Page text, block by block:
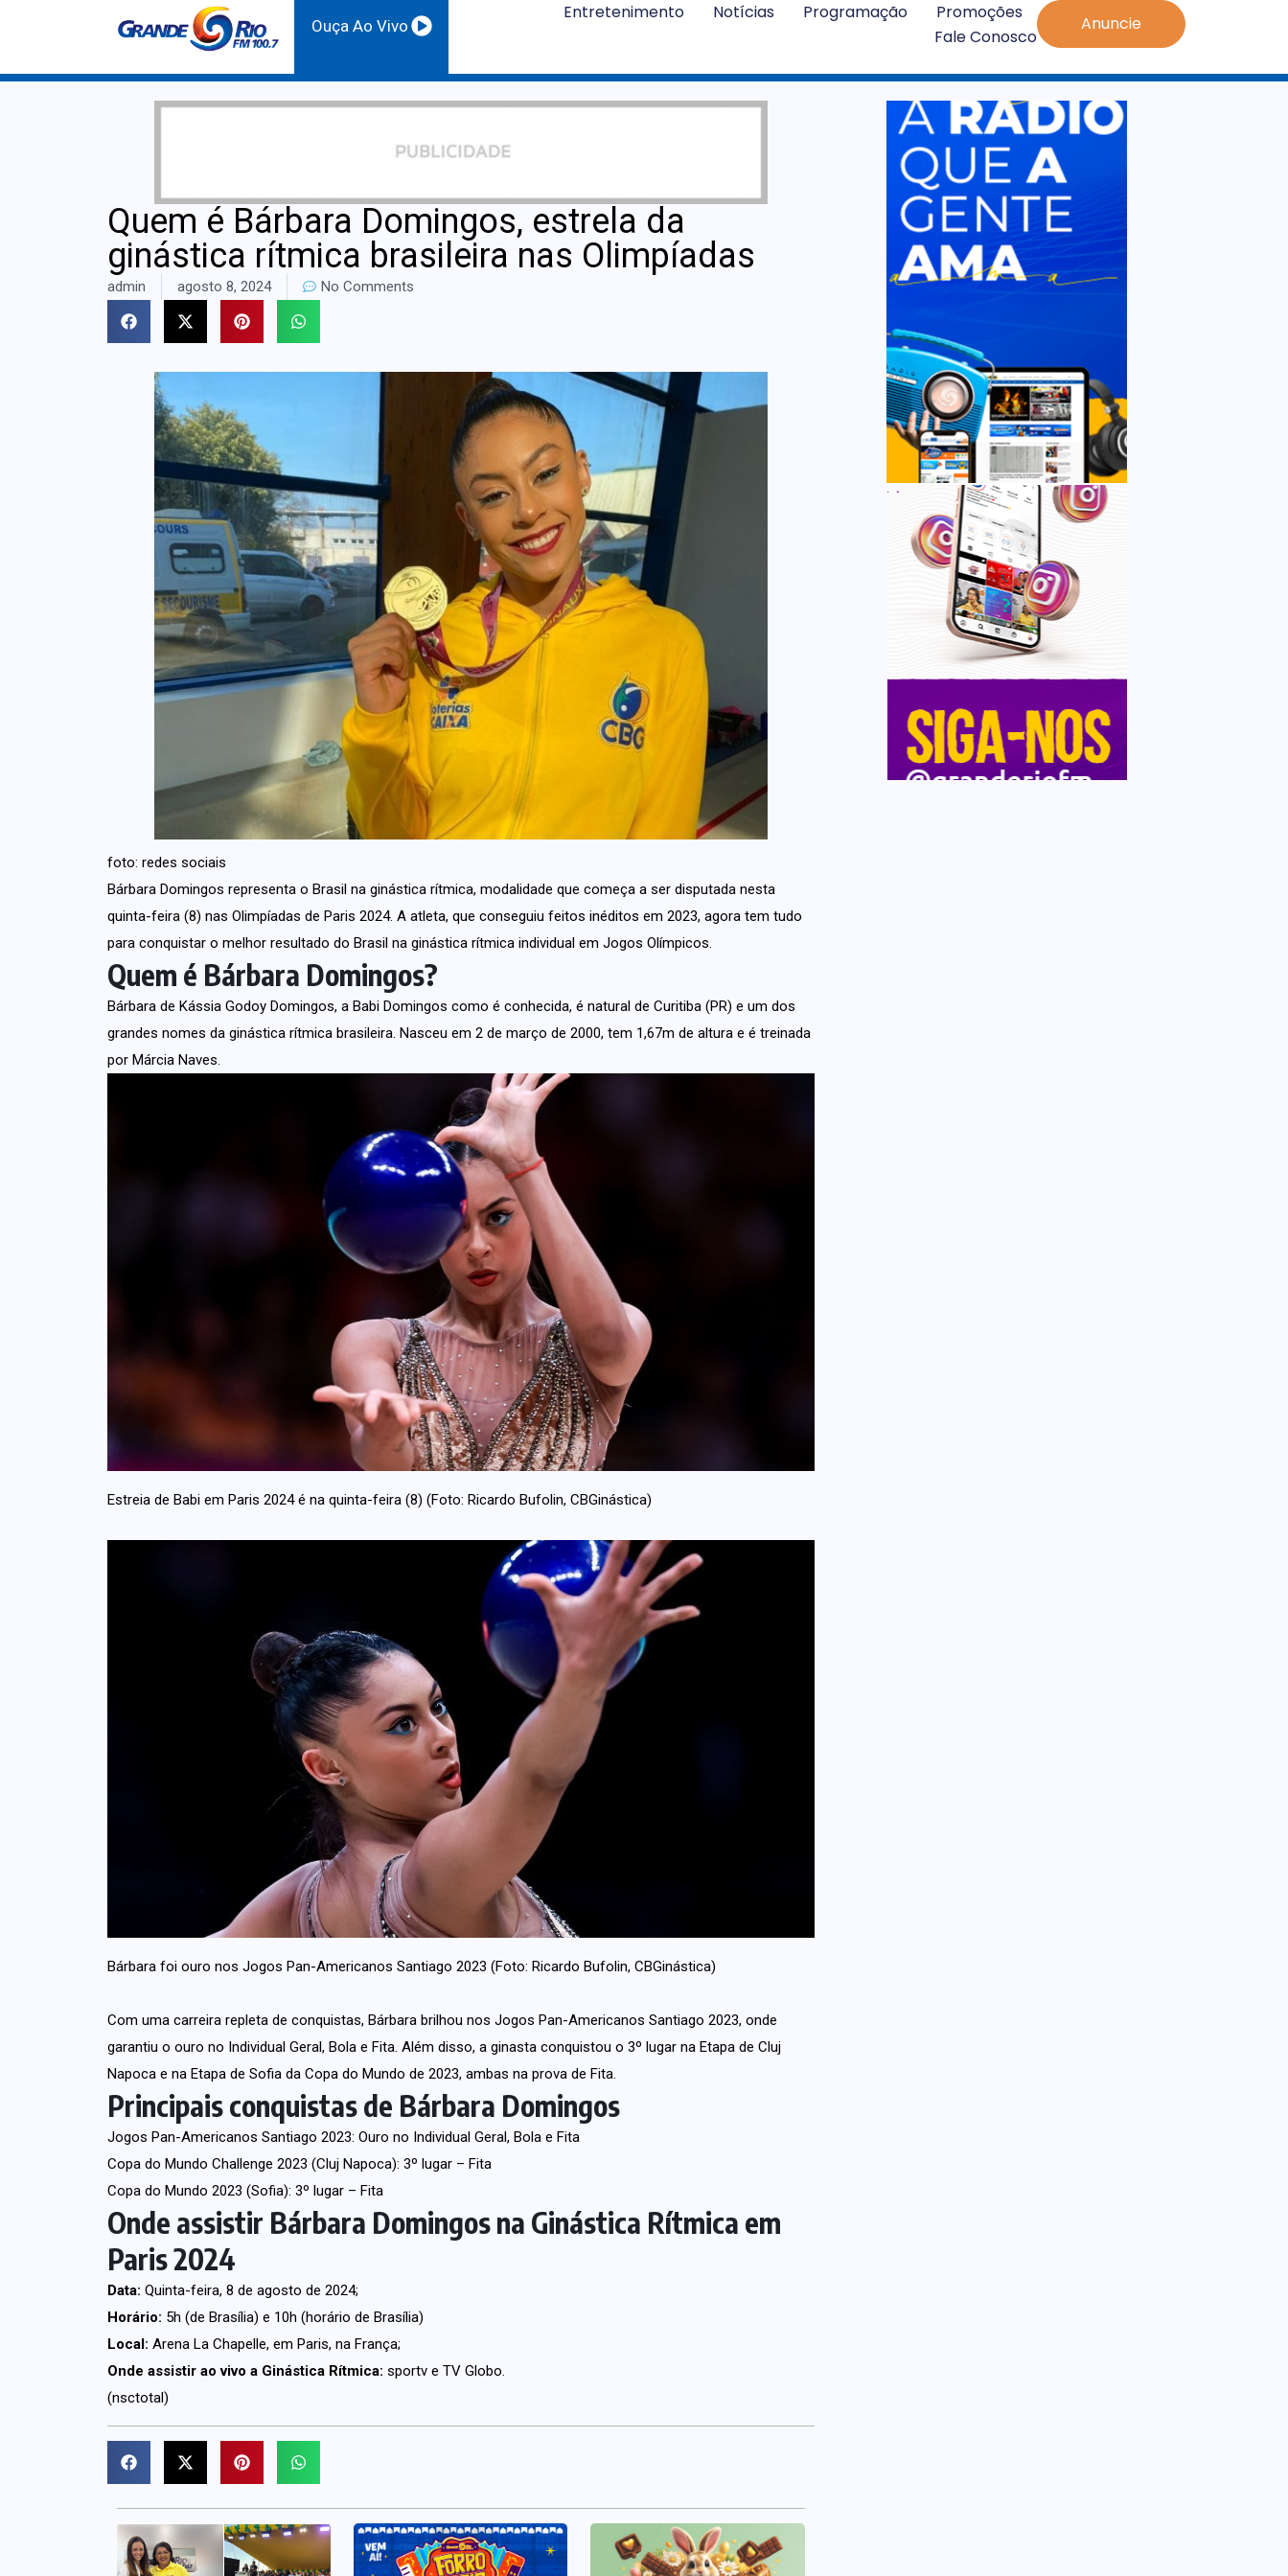
Ouça Ao Vivo
Entretenimento Notícias Programação
Promoções
Fale Conosco
Anuncie
Quem é Bárbara Domingos, estrela da
ginástica rítmica brasileira nas Olimpíadas
admin agosto 8, 2024 No Comments
foto: redes sociais
Bárbara Domingos representa o Brasil na ginástica rítmica, modalidade que começa a ser disputada nesta
quinta-feira (8) nas Olimpíadas de Paris 2024. A atleta, que conseguiu feitos inéditos em 2023, agora tem tudo
para conquistar o melhor resultado do Brasil na ginástica rítmica individual em Jogos Olímpicos.
Quem é Bárbara Domingos?
Bárbara de Kássia Godoy Domingos, a Babi Domingos como é conhecida, é natural de Curitiba (PR) e um dos
grandes nomes da ginástica rítmica brasileira. Nasceu em 2 de março de 2000, tem 1,67m de altura e é treinada
por Márcia Naves.
Estreia de Babi em Paris 2024 é na quinta-feira (8) (Foto: Ricardo Bufolin, CBGinástica)
Bárbara foi ouro nos Jogos Pan-Americanos Santiago 2023 (Foto: Ricardo Bufolin, CBGinástica)
Com uma carreira repleta de conquistas, Bárbara brilhou nos Jogos Pan-Americanos Santiago 2023, onde
garantiu o ouro no Individual Geral, Bola e Fita. Além disso, a ginasta conquistou o 3º lugar na Etapa de Cluj
Napoca e na Etapa de Sofia da Copa do Mundo de 2023, ambas na prova de Fita.
Principais conquistas de Bárbara Domingos
Jogos Pan-Americanos Santiago 2023: Ouro no Individual Geral, Bola e Fita
Copa do Mundo Challenge 2023 (Cluj Napoca): 3º lugar – Fita
Copa do Mundo 2023 (Sofia): 3º lugar – Fita
Onde assistir Bárbara Domingos na Ginástica Rítmica em
Paris 2024
Data: Quinta-feira, 8 de agosto de 2024;
Horário: 5h (de Brasília) e 10h (horário de Brasília)
Local: Arena La Chapelle, em Paris, na França;
Onde assistir ao vivo a Ginástica Rítmica: sportv e TV Globo.
(nsctotal)